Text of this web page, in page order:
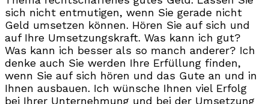
sich nicht entmutigen, wenn Sie gerade nicht
Geld umsetzen können. Hören Sie auf sich und
auf Ihre Umsetzungskraft. Was kann ich gut?
Was kann ich besser als so manch anderer? Ich
denke auch Sie werden Ihre Erfüllung finden,
wenn Sie auf sich hören und das Gute an und in
Ihnen ausbauen. Ich wünsche Ihnen viel Erfolg
bei Ihrer Unternehmung und bei der Umsetzung